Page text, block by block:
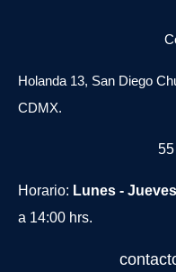
Holanda 13, San Diego
CDMX.
Horario: Lunes - Jueves
a 14:00 hrs.